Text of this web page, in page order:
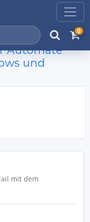
0
Automate
und
mit dem